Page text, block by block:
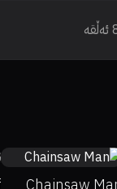
ئەڵقە
Chainsaw